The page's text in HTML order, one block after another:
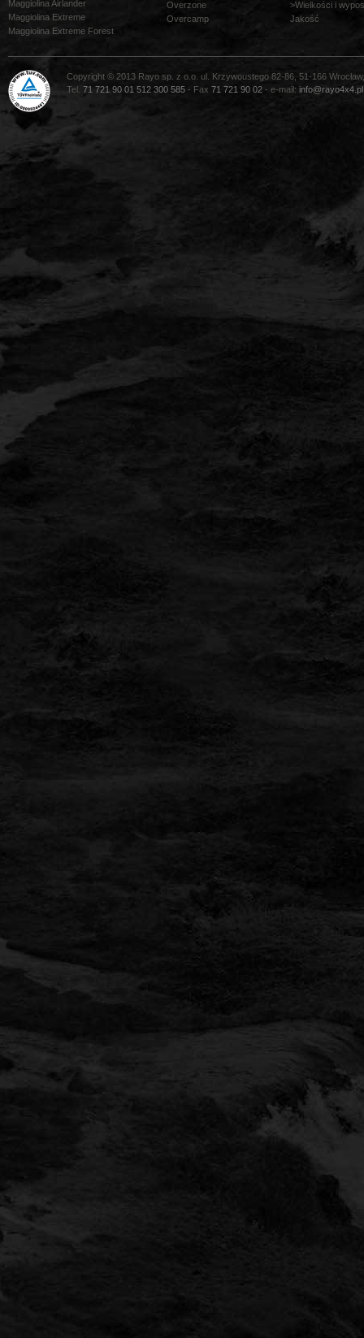
Maggiolina Airlander
Maggiolina Extreme
Maggiolina Extreme Forest
Overzone
Overcamp
>Wielkości i
Jakość
Copyright © 2013 Rayo sp. z o.o. ul. Krzywoustego 82-86, 51-166
Tel. 71 721 90 01 512 300 585 - Fax 71 721 90 02 - e-mail: info@rayo4x4.pl